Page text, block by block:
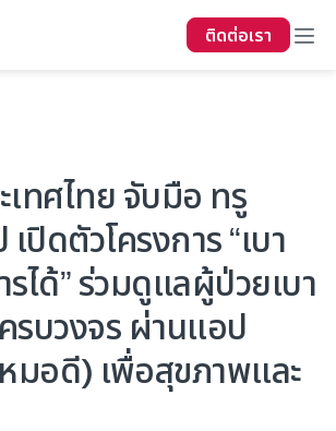
ติดต่อเรา
ะเทศไทย จับมือ ทรู
ปิดตัวโครงการ “เบา
ได้” ร่วมดูแลผู้ป่วยเบา
รบวงจร ผ่านแอป
มอดี) เพื่อสุขภาพและ